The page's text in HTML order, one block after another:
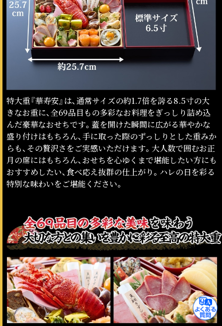
特大重『華寿安』は、通常サイズの約1.7倍を誇る8.5寸の大
きなお重に、全69品目もの多彩なお料理をぎっしり詰め込
んだ豪華なおせちです。蓋を開けた瞬間に広がる華やかな
盛り付けはもちろん、手に取った際のずっしりとした重みか
らも、その贅沢さをご実感いただけます。大人数で囲むお正
月の席にはもちろん、おせちを心ゆくまで堪能したい方にも
おすすめしたい、食べ応え抜群の仕上がり。ハレの日を彩る
特別な味わいをご堪能ください。